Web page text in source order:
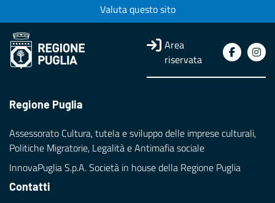
Valuta questo sito
Area
riservata
Regione Puglia
Assessorato Cultura, tutela e sviluppo delle imprese culturali,
Politiche Migratorie, Legalità e Antimafia sociale
InnovaPuglia S.p.A. Società in house della Regione Puglia
Contatti